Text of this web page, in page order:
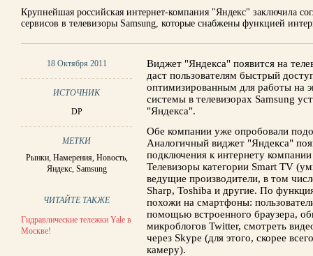
Крупнейшая российская интернет-компания "Яндекс" заключила
сервисов в телевизоры Samsung, которые снабжены функцией
18 Октября 2011
ИСТОЧНИК
DP
МЕТКИ
Рынки, Намерения, Новость,
Яндекс, Samsung
ЧИТАЙТЕ ТАКЖЕ
Гидравлические тележки Yale в
Москве!
Виджет "Яндекса" появится на
даст пользователям быстрый
оптимизированным для работы на
системы в телевизорах Samsung
"Яндекса".
Обе компании уже опробовали
Аналогичный виджет "Яндекса"
подключения к интернету
Телевизоры категории Smart TV
ведущие производители, в том
Sharp, Toshiba и другие. По
похожи на смартфоны:
помощью встроенного браузера,
микроблогов Twitter, смотреть
через Skype (для этого, скорее
камеру).